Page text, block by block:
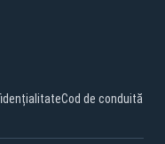
Cod de conduită